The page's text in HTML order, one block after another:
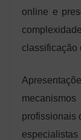
online e
classificação
profissionais
especialistas